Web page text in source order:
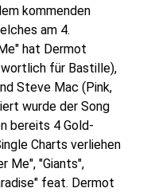
kommenden
am 4.
hat Dermot
für Bastille),
Steve Mac (Pink,
wurde der Song
bereits 4 Gold-
Charts verliehen
Me", "Giants",
feat. Dermot